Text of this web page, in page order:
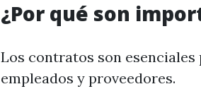
¿Por qué son
Los contratos son
empleados y proveedores.